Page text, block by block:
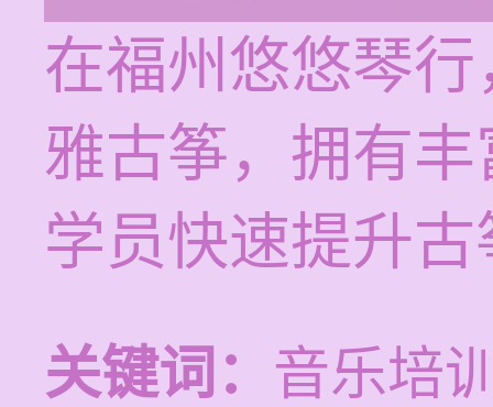
在福州悠悠琴
雅古筝，拥有
学员快速提升
关键词： 音乐培